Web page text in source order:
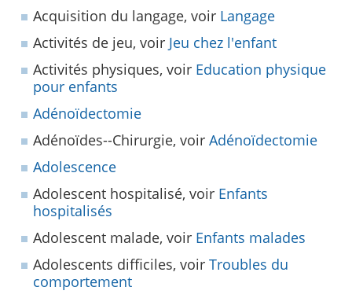
Acquisition du langage, voir Langage
Activités de jeu, voir Jeu chez l'enfant
Activités physiques, voir Education physique
pour enfants
Adénoïdectomie
Adénoïdes--Chirurgie, voir Adénoïdectomie
Adolescence
Adolescent hospitalisé, voir Enfants
hospitalisés
Adolescent malade, voir Enfants malades
Adolescents difficiles, voir Troubles du
comportement